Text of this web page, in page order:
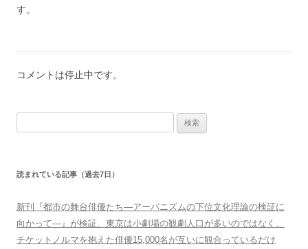
す。
コメントは停止中です。
読まれている記事（過去7日）
新刊『都市の舞台俳優たち―アーバニズムの下位文化理論の検証に
向かって―』が検証、東京は小劇場の観劇人口が多いのではなく、
チケットノルマを抱えた俳優15,000名が互いに観合っているだけ